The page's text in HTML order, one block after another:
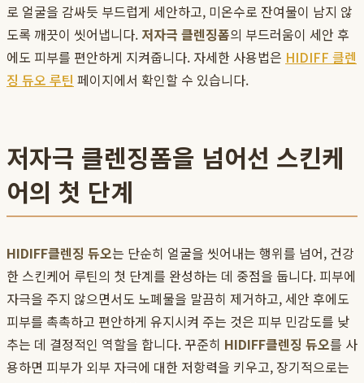
로 얼굴을 감싸듯 부드럽게 세안하고, 미온수로 잔여물이 남지 않
도록 깨끗이 씻어냅니다. 저자극 클렌징폼의 부드러움이 세안 후
에도 피부를 편안하게 지켜줍니다. 자세한 사용법은 HIDIFF 클렌
징 듀오 루틴 페이지에서 확인할 수 있습니다.
저자극 클렌징폼을 넘어선 스킨케
어의 첫 단계
HIDIFF클렌징 듀오는 단순히 얼굴을 씻어내는 행위를 넘어, 건강
한 스킨케어 루틴의 첫 단계를 완성하는 데 중점을 둡니다. 피부에
자극을 주지 않으면서도 노폐물을 말끔히 제거하고, 세안 후에도
피부를 촉촉하고 편안하게 유지시켜 주는 것은 피부 민감도를 낮
추는 데 결정적인 역할을 합니다. 꾸준히 HIDIFF클렌징 듀오를 사
용하면 피부가 외부 자극에 대한 저항력을 키우고, 장기적으로는